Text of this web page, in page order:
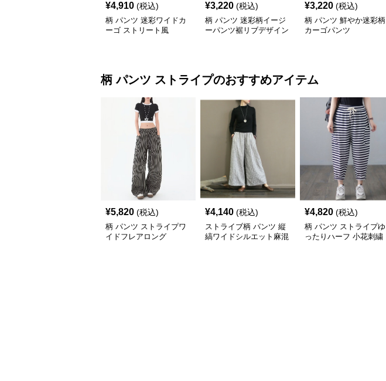
¥4,910 (税込)
柄 パンツ 迷彩ワイドカ
ーゴ ストリート風
¥3,220 (税込)
柄 パンツ 迷彩柄イージ
ーパンツ裾リブデザイン
¥3,220 (税込)
柄 パンツ 鮮やか迷彩柄
カーゴパンツ
柄 パンツ ストライプのおすすめアイテム
¥5,820 (税込)
柄 パンツ ストライプワ
イドフレアロング
¥4,140 (税込)
ストライブ柄 パンツ 縦
縞ワイドシルエット麻混
¥4,820 (税込)
柄 パンツ ストライプゆ
ったりハーフ 小花刺繍